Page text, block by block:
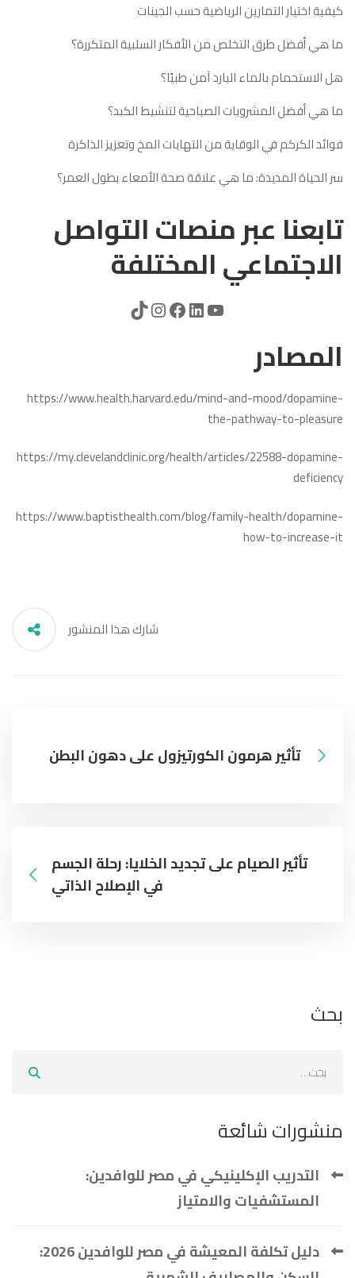
كيفية اختيار التمارين الرياضية حسب الجينات
ما هي أفضل طرق التخلص من الأفكار السلبية المتكررة؟
هل الاستحمام بالماء البارد آمن طبيًا؟
ما هي أفضل المشروبات الصباحية لتنشيط الكبد؟
فوائد الكركم في الوقاية من التهابات المخ وتعزيز الذاكرة
سر الحياة المديدة: ما هي علاقة صحة الأمعاء بطول العمر؟
تابعنا عبر منصات التواصل
الاجتماعي المختلفة
المصادر
https://www.health.harvard.edu/mind-and-mood/dopamine-
the-pathway-to-pleasure
https://my.clevelandclinic.org/health/articles/22588-dopamine-
deficiency
https://www.baptisthealth.com/blog/family-health/dopamine-
how-to-increase-it
شارك هذا المنشور
تأثير هرمون الكورتيزول على دهون البطن
تأثير الصيام على تجديد الخلايا: رحلة الجسم
في الإصلاح الذاتي
بحث
منشورات شائعة
التدريب الإكلينيكي في مصر للوافدين:
المستشفيات والامتياز
دليل تكلفة المعيشة في مصر للوافدين 2026: